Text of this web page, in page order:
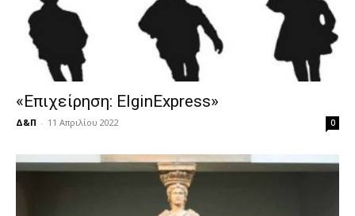
«Επιχείρηση: ElginExpress»
Δ&Π - 11 Απριλίου 2022 0